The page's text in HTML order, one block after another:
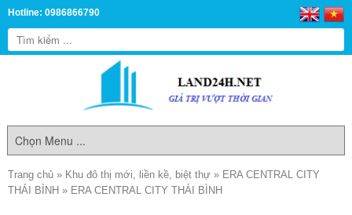
Hotline: 0986866790
Trang chủ » Khu đô thị mới, liền kề, biệt thự » ERA CENTRAL CITY
THÁI BÌNH » ERA CENTRAL CITY THÁI BÌNH